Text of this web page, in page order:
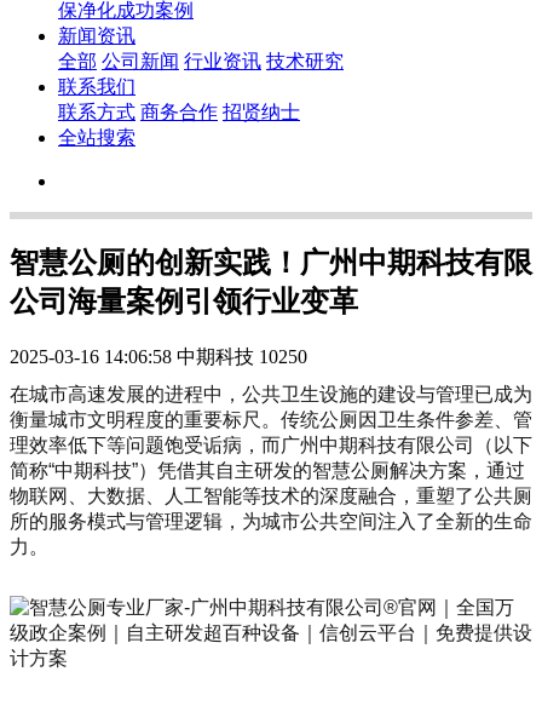
保净化成功案例
新闻资讯
全部 公司新闻 行业资讯 技术研究
联系我们
联系方式 商务合作 招贤纳士
全站搜索
智慧公厕的创新实践！广州中期科技有限
公司海量案例引领行业变革
2025-03-16 14:06:58 中期科技 10250
在城市高速发展的进程中，公共卫生设施的建设与管理已成为
衡量城市文明程度的重要标尺。传统公厕因卫生条件参差、管
理效率低下等问题饱受诟病，而广州中期科技有限公司（以下
简称“中期科技”）凭借其自主研发的智慧公厕解决方案，通过
物联网、大数据、人工智能等技术的深度融合，重塑了公共厕
所的服务模式与管理逻辑，为城市公共空间注入了全新的生命
力。